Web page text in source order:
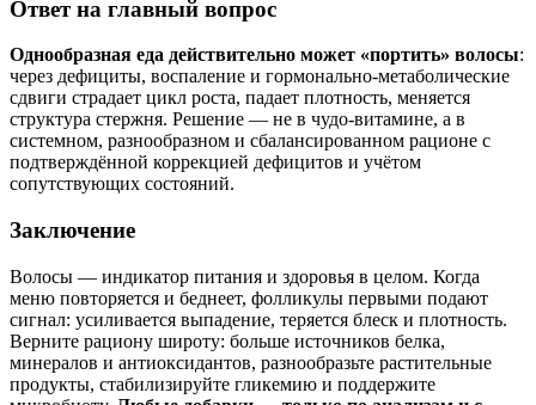
Ответ на главный вопрос
Однообразная еда действительно может «портить» волосы:
через дефициты, воспаление и гормонально‑метаболические
сдвиги страдает цикл роста, падает плотность, меняется
структура стержня. Решение — не в чудо‑витамине, а в
системном, разнообразном и сбалансированном рационе с
подтверждённой коррекцией дефицитов и учётом
сопутствующих состояний.
Заключение
Волосы — индикатор питания и здоровья в целом. Когда
меню повторяется и беднеет, фолликулы первыми подают
сигнал: усиливается выпадение, теряется блеск и плотность.
Верните рациону широту: больше источников белка,
минералов и антиоксидантов, разнообразьте растительные
продукты, стабилизируйте гликемию и поддержите